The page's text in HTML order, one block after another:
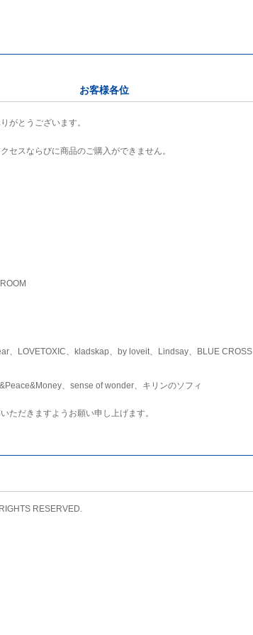
お客様各位
がとうございます。
セスならびに商品のご購入ができません。
、LOVETOXIC、kladskap、by loveit、Lindsay、BLUE CROSS
、sense of wonder、キリンのソフィ
ただきますようお願い申し上げます。